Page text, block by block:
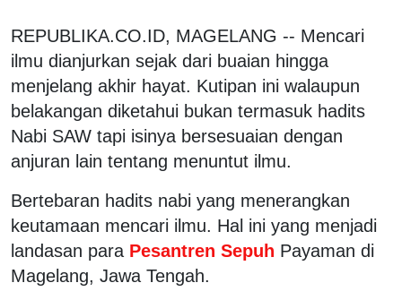
REPUBLIKA.CO.ID, MAGELANG -- Mencari
ilmu dianjurkan sejak dari buaian hingga
menjelang akhir hayat. Kutipan ini walaupun
belakangan diketahui bukan termasuk hadits
Nabi SAW tapi isinya bersesuaian dengan
anjuran lain tentang menuntut ilmu.
Bertebaran hadits nabi yang menerangkan
keutamaan mencari ilmu. Hal ini yang menjadi
landasan para Pesantren Sepuh Payaman di
Magelang, Jawa Tengah.